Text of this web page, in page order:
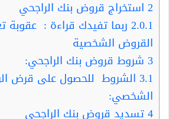
2 استخراج قروض بنك الراجحي
2.0.1 ربما تفيدك قراءة : عقوبة
القروض الشخصية
3 شروط قروض بنك الراجحي:
3.1 الشروط للحصول على قرض
الشخصي:
4تسديد قروض بنك الراجحي